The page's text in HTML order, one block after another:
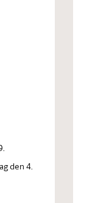
den 4.